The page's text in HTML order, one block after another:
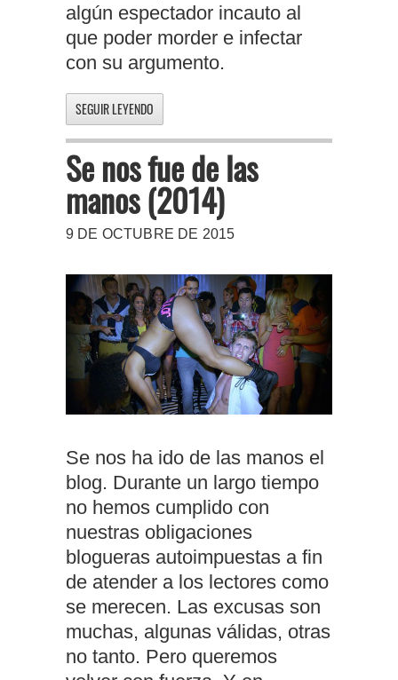
algún espectador incauto al
que poder morder e infectar
con su argumento.
SEGUIR LEYENDO
Se nos fue de las
manos (2014)
9 DE OCTUBRE DE 2015
Se nos ha ido de las manos el
blog. Durante un largo tiempo
no hemos cumplido con
nuestras obligaciones
blogueras autoimpuestas a fin
de atender a los lectores como
se merecen. Las excusas son
muchas, algunas válidas, otras
no tanto. Pero queremos